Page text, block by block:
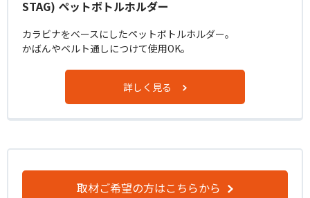
STAG) ペットボトルホルダー
カラビナをベースにしたペットボトルホルダー。
かばんやベルト通しにつけて使用OK。
詳しく見る
取材ご希望の方はこちらから